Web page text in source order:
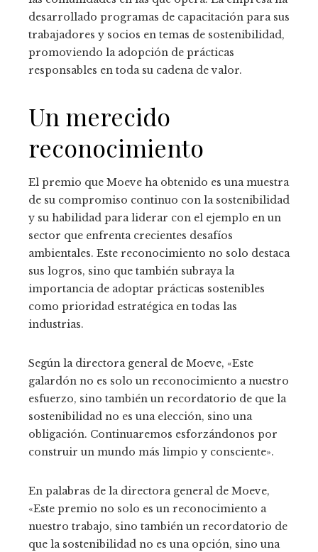
desarrollado programas de capacitación para sus
trabajadores y socios en temas de sostenibilidad,
promoviendo la adopción de prácticas
responsables en toda su cadena de valor.
Un merecido
reconocimiento
El premio que Moeve ha obtenido es una muestra
de su compromiso continuo con la sostenibilidad
y su habilidad para liderar con el ejemplo en un
sector que enfrenta crecientes desafíos
ambientales. Este reconocimiento no solo destaca
sus logros, sino que también subraya la
importancia de adoptar prácticas sostenibles
como prioridad estratégica en todas las
industrias.
Según la directora general de Moeve, «Este
galardón no es solo un reconocimiento a nuestro
esfuerzo, sino también un recordatorio de que la
sostenibilidad no es una elección, sino una
obligación. Continuaremos esforzándonos por
construir un mundo más limpio y consciente».
En palabras de la directora general de Moeve,
«Este premio no solo es un reconocimiento a
nuestro trabajo, sino también un recordatorio de
que la sostenibilidad no es una opción, sino una